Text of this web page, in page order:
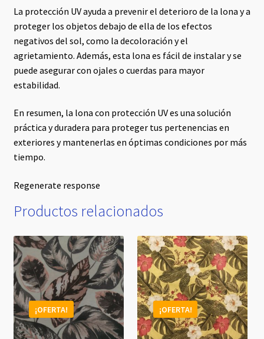
La protección UV ayuda a prevenir el deterioro de la lona y a
proteger los objetos debajo de ella de los efectos
negativos del sol, como la decoloración y el
agrietamiento. Además, esta lona es fácil de instalar y se
puede asegurar con ojales o cuerdas para mayor
estabilidad.
En resumen, la lona con protección UV es una solución
práctica y duradera para proteger tus pertenencias en
exteriores y mantenerlas en óptimas condiciones por más
tiempo.
Regenerate response
Productos relacionados
¡OFERTA! ¡OFERTA!